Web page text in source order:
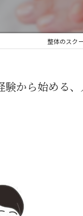
整体のスク
験から始める